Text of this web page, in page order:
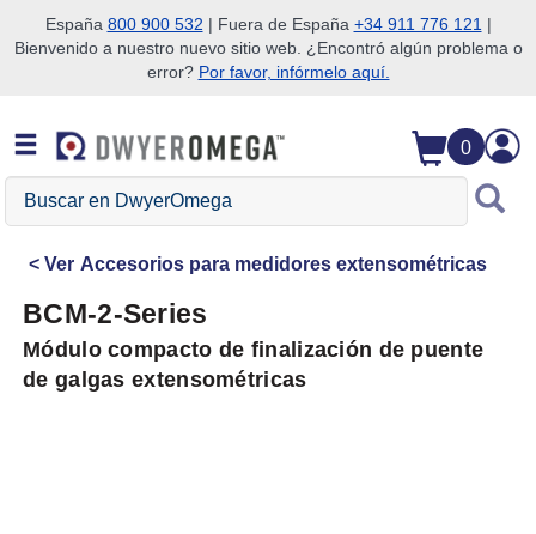
Saltar a la búsqueda
Saltar al contenido principal
Saltar a la navegación
España 800 900 532 | Fuera de España +34 911 776 121 |
Bienvenido a nuestro nuevo sitio web. ¿Encontró algún problema o
error? Por favor, infórmelo aquí.
0
Buscar
DwyerOmega
Ver Accesorios para medidores extensométricas
BCM-2-Series
Módulo compacto de finalización de puente
de galgas extensométricas